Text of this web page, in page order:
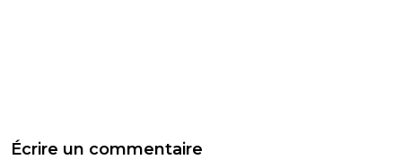
Écrire un commentaire